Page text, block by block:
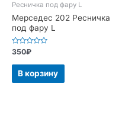
Ресничка под фару L
Мерседес 202 Ресничка
под фару L
Оценка
из
350₽
В корзину